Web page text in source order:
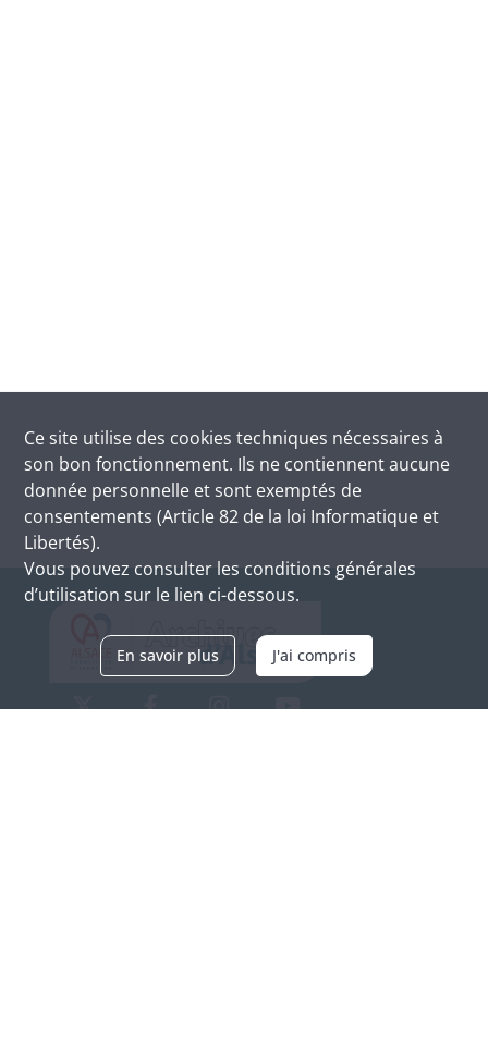
Ce site utilise des cookies techniques nécessaires à
son bon fonctionnement. Ils ne contiennent aucune
donnée personnelle et sont exemptés de
consentements (Article 82 de la loi Informatique et
Libertés).
Vous pouvez consulter les conditions générales
d’utilisation sur le lien ci-dessous.
En savoir plus J'ai compris